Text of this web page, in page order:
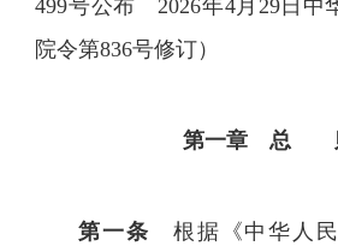
499号公布 2026年4月29日中
院令第836号修订）
第一章 总
第一条 根据《中华人